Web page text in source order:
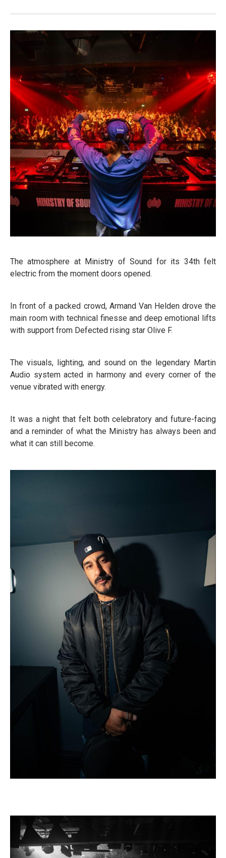
The atmosphere at Ministry of Sound for its 34th felt
electric from the moment doors opened.
In front of a packed crowd, Armand Van Helden drove the
main room with technical finesse and deep emotional lifts
with support from Defected rising star Olive F.
The visuals, lighting, and sound on the legendary Martin
Audio system acted in harmony and every corner of the
venue vibrated with energy.
It was a night that felt both celebratory and future-facing
and a reminder of what the Ministry has always been and
what it can still become.